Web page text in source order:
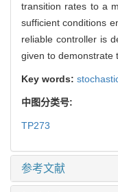
transition rates to a
sufficient conditions
reliable controller is
given to demonstrate
Key words:
中图分类号:
TP273
参考文献